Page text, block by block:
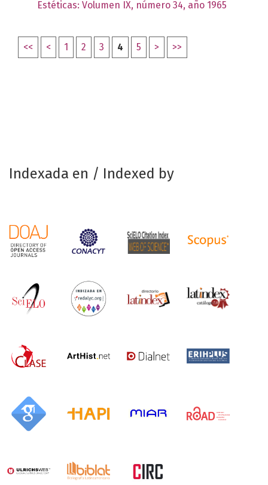
Estéticas: Volumen IX, número 34, año 1965
<< < 1 2 3 4 5 > >>
Indexada en / Indexed by